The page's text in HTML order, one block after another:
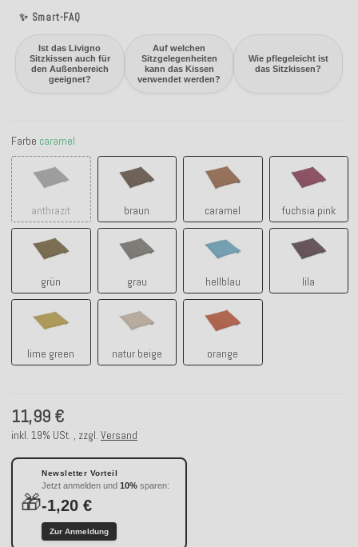
✨ Smart-FAQ
Ist das Livigno
Sitzkissen auch für
den Außenbereich
geeignet?
Auf welchen
Sitzgelegenheiten
kann das Kissen
verwendet werden?
Wie pflegeleicht ist
das Sitzkissen?
Farbe caramel
anthrazit
anthrazit
braun
braun
caramel
caramel
fuchsia pink
fuchsia
grün
grün
grau
grau
hellblau lila
lila
lime green
lime green
natur beige
natur beige
orange
orange
11,99 €
inkl. 19% USt. , zzgl. Versand
🎁
Newsletter Vorteil
Jetzt anmelden und 10% sparen:
-1,20 €
Zur Anmeldung